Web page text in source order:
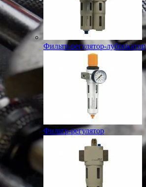
Фильтр-регулятор-лубрикатор
Фильтр-регулятор